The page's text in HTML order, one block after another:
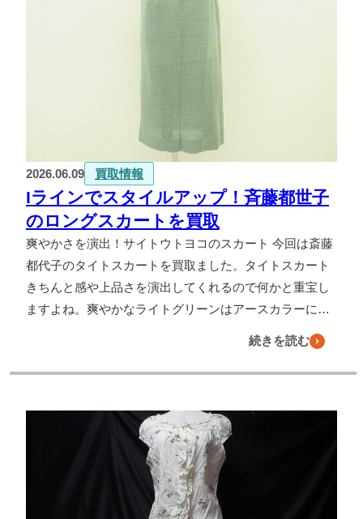
2026.06.09 買取情報
Iラインでスタイルアップ！斉藤都世子
のロングスカートを買取
爽やかさを演出！サイトウトヨコのスカート 今回は斎藤
都代子のタイトスカートを買取ました。タイトスカート
きちんと感や上品さを演出してくれるので何かと重宝し
ますよね。爽やかなライトグリーンはアースカラーに…
続きを読む